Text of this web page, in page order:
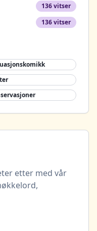
136vitser
136vitser
etter med vår